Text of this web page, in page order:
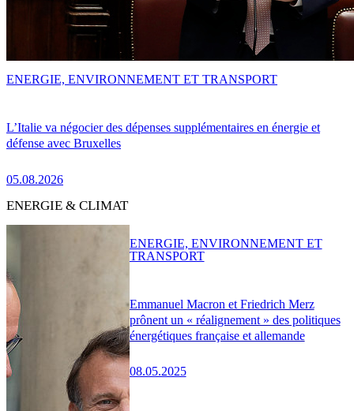
L’Italie va négocier des dépenses supplémentaires en énergie et
défense avec Bruxelles
05.08.2026
ENERGIE, ENVIRONNEMENT ET TRANSPORT
ENERGIE & CLIMAT
Emmanuel Macron et Friedrich Merz
prônent un « réalignement » des politiques
énergétiques française et allemande
08.05.2025
ENERGIE, ENVIRONNEMENT ET
TRANSPORT